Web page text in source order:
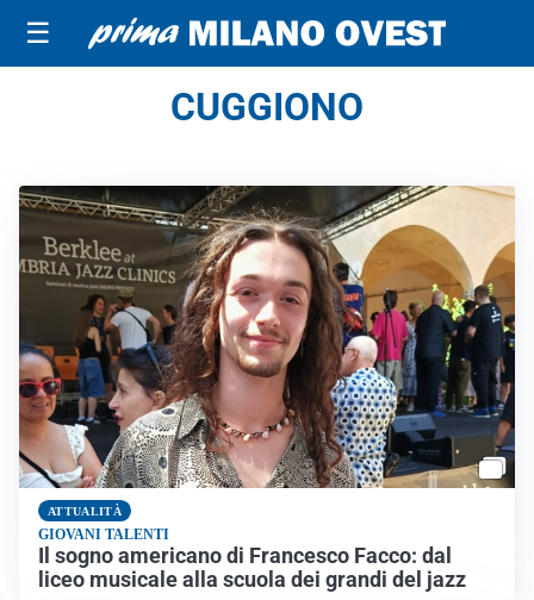
☰
CUGGIONO
ATTUALITÀ
GIOVANI TALENTI
Il sogno americano di Francesco Facco: dal
liceo musicale alla scuola dei grandi del jazz